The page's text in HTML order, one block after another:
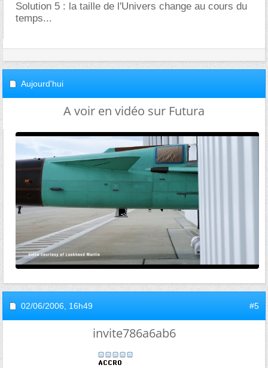
Solution 5 : la taille de l'Univers change au cours du
temps...
Aujourd'hui
A voir en vidéo sur Futura
02/06/2006, 16h49 #5
invite786a6ab6